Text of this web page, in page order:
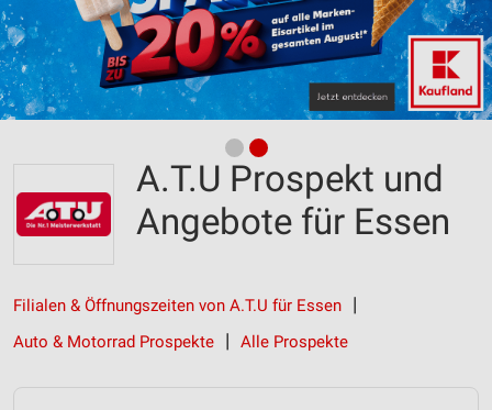
A.T.U Prospekt und
Angebote für Essen
Filialen & Öffnungszeiten von A.T.U für Essen
Auto & Motorrad Prospekte
Alle Prospekte